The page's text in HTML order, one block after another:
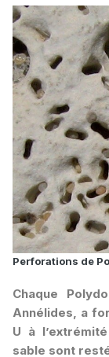
Perforations de
Chaque
Annélides, a
U à
sable sont